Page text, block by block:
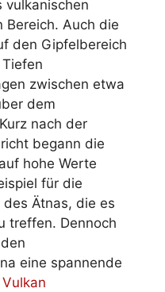
vulkanischen
Bereich. Auch die
den Gipfelbereich
zwischen etwa
dem
nach der
begann die
hohe Werte
für die
Ätnas, die es
treffen. Dennoch
eine spannende
Vulkan